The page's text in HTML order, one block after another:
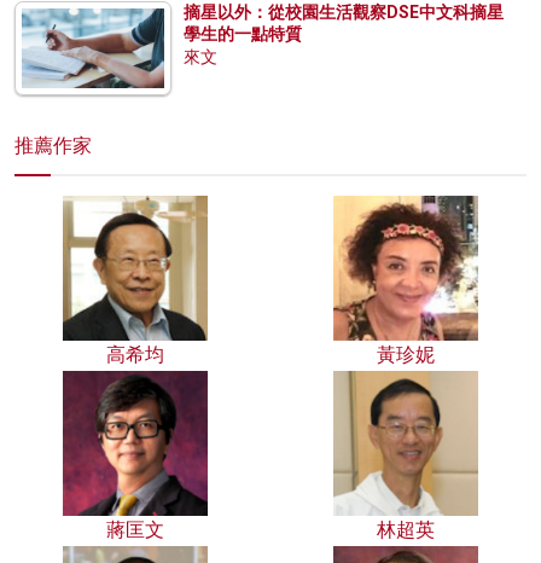
摘星以外：從校園生活觀察DSE中文科摘星
學生的一點特質
來文
推薦作家
高希均 黃珍妮
蔣匡文 林超英